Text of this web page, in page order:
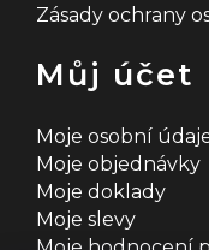
Zásady ochrany
Můj účet
Moje osobní
Moje objednávky
Moje doklady
Moje slevy